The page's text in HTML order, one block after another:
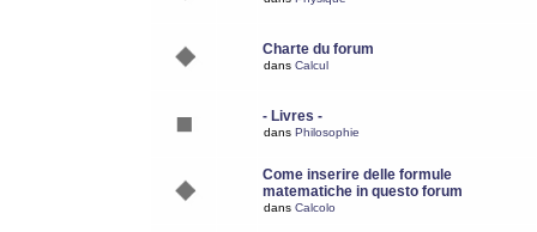
Charte du forum
dans Calcul
- Livres -
dans Philosophie
Come inserire delle formule
matematiche in questo forum
dans Calcolo